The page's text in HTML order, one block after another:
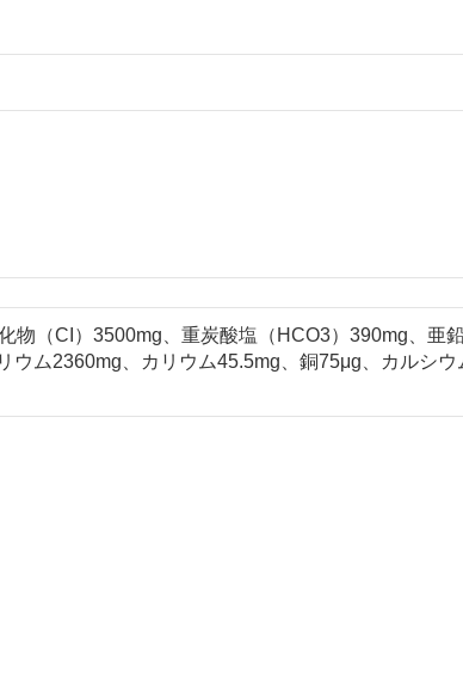
物（CI）3500mg、重炭酸塩（HCO3）390mg、亜
ウム2360mg、カリウム45.5mg、銅75μg、カルシ